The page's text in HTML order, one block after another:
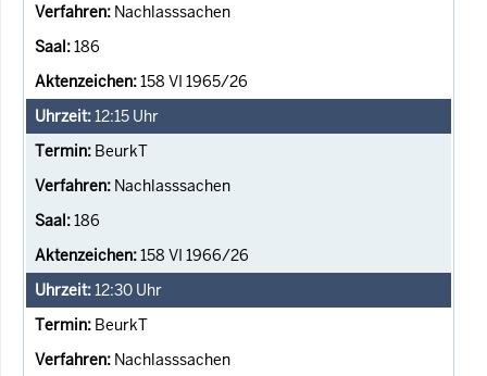
Nachlasssachen
186
158 VI 1965/26
12:15 Uhr
BeurkT
Nachlasssachen
186
158 VI 1966/26
12:30 Uhr
BeurkT
Nachlasssachen